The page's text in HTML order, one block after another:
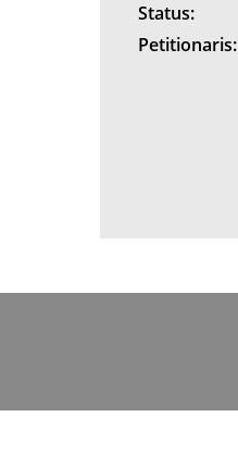
Status:
Petitionaris: